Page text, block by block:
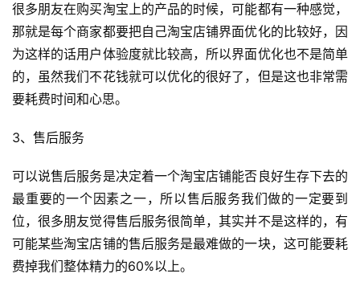
问
答
社
区
很多朋友在购买淘宝上的产品的时候，可能都有一种感觉，
那就是每个商家都要把自己淘宝店铺界面优化的比较好，因
为这样的话用户体验度就比较高，所以界面优化也不是简单
的，虽然我们不花钱就可以优化的很好了，但是这也非常需
要耗费时间和心思。
3、售后服务
可以说售后服务是决定着一个淘宝店铺能否良好生存下去的
最重要的一个因素之一，所以售后服务我们做的一定要到
位，很多朋友觉得售后服务很简单，其实并不是这样的，有
可能某些淘宝店铺的售后服务是最难做的一块，这可能要耗
费掉我们整体精力的60%以上。